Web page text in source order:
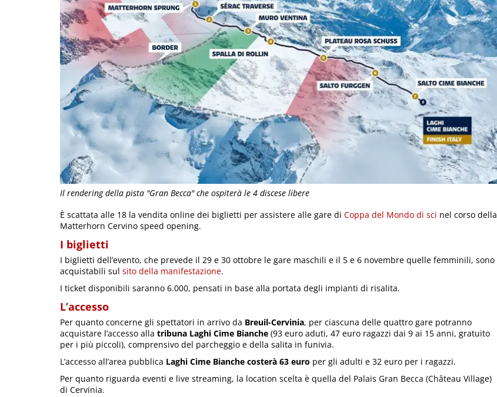
Il rendering della pista "Gran Becca" che ospiterà le 4 discese libere
È scattata alle 18 la vendita online dei biglietti per assistere alle gare di Coppa del Mondo di sci nel corso della
Matterhorn Cervino speed opening.
I biglietti
I biglietti dell’evento, che prevede il 29 e 30 ottobre le gare maschili e il 5 e 6 novembre quelle femminili, sono
acquistabili sul sito della manifestazione.
I ticket disponibili saranno 6.000, pensati in base alla portata degli impianti di risalita.
L’accesso
Per quanto concerne gli spettatori in arrivo da Breuil-Cervinia, per ciascuna delle quattro gare potranno
acquistare l’accesso alla tribuna Laghi Cime Bianche (93 euro aduti, 47 euro ragazzi dai 9 ai 15 anni, gratuito
per i più piccoli), comprensivo del parcheggio e della salita in funivia.
L’accesso all’area pubblica Laghi Cime Bianche costerà 63 euro per gli adulti e 32 euro per i ragazzi.
Per quanto riguarda eventi e live streaming, la location scelta è quella del Palais Gran Becca (Château Village)
di Cervinia.